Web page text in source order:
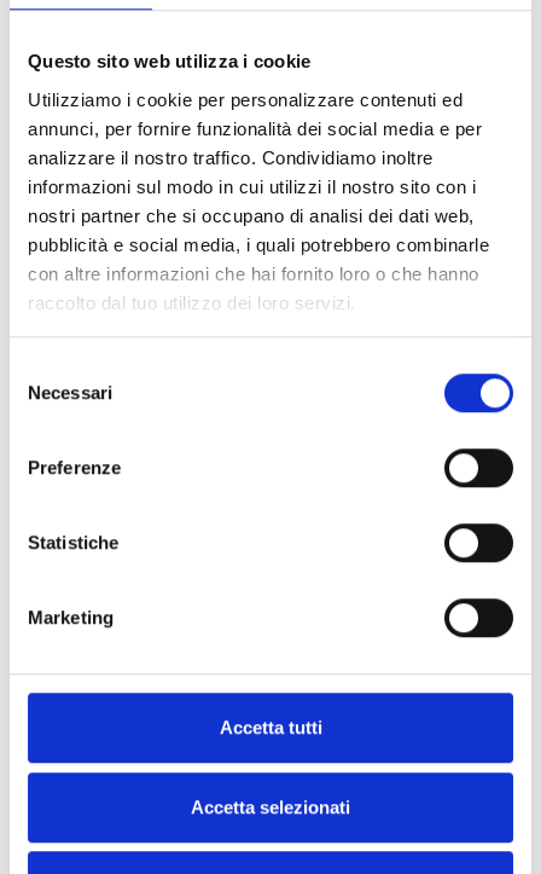
Questo sito web utilizza i cookie
Utilizziamo i cookie per personalizzare contenuti ed
annunci, per fornire funzionalità dei social media e per
analizzare il nostro traffico. Condividiamo inoltre
informazioni sul modo in cui utilizzi il nostro sito con i
nostri partner che si occupano di analisi dei dati web,
pubblicità e social media, i quali potrebbero combinarle
con altre informazioni che hai fornito loro o che hanno
raccolto dal tuo utilizzo dei loro servizi.
delNecessari
Preferenze
Statistiche
Marketing
Accetta tutti
Accetta selezionati
Son principal matériau – le papier recyclé –
fait d’Eco-Sleeve Plus un produit destiné aux
entreprises durables. En outre, il est
respectueux de l’environnement car,
contrairement au film à bulles ou aux airbags
en plastique, Eco-Sleeve Plus est recyclable
en papier, ce qui constitue une solution
écologique pour le traitement des déchets
d’emballage.
En conclusion, il convient de rappeler que
l’innovation peut naître de petits
changements et que le remplacement, par
En outre, il est bien connu que les
consommateurs finaux sont bien disposés à
l’emballage durable ; par conséquent, ils
seront ceux qui soutiendront votre entreprise